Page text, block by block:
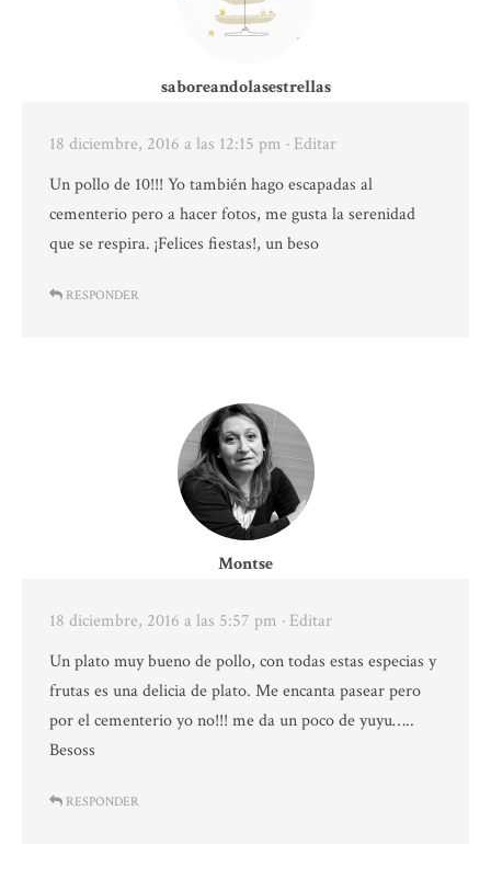
saboreandolasestrellas
18 diciembre, 2016 a las 12:15 pm · Editar
Un pollo de 10!!! Yo también hago escapadas al
cementerio pero a hacer fotos, me gusta la serenidad
que se respira. ¡Felices fiestas!, un beso
RESPONDER
Montse
18 diciembre, 2016 a las 5:57 pm · Editar
Un plato muy bueno de pollo, con todas estas especias y
frutas es una delicia de plato. Me encanta pasear pero
por el cementerio yo no!!! me da un poco de yuyu…..
Besoss
RESPONDER